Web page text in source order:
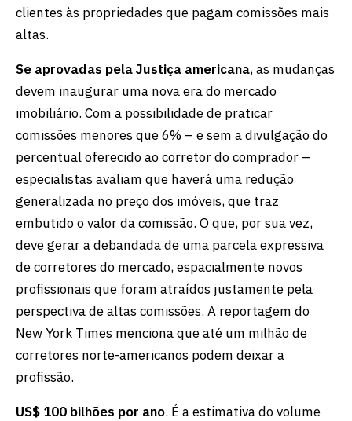
clientes às propriedades que pagam comissões mais
altas.
Se aprovadas pela Justiça americana, as mudanças
devem inaugurar uma nova era do mercado
imobiliário. Com a possibilidade de praticar
comissões menores que 6% – e sem a divulgação do
percentual oferecido ao corretor do comprador –
especialistas avaliam que haverá uma redução
generalizada no preço dos imóveis, que traz
embutido o valor da comissão. O que, por sua vez,
deve gerar a debandada de uma parcela expressiva
de corretores do mercado, espacialmente novos
profissionais que foram atraídos justamente pela
perspectiva de altas comissões. A reportagem do
New York Times menciona que até um milhão de
corretores norte-americanos podem deixar a
profissão.
US$ 100 bilhões por ano. É a estimativa do volume